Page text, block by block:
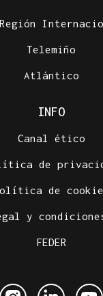
Telemiño
Atlántico
INFO
Canal ético
de
de
y
FEDER